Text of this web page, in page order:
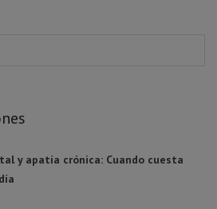
y apatía crónica: Cuando cuesta